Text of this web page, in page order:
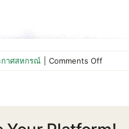
กาศสหกรณ์ Comments Offon
ประกาศ
เลือก